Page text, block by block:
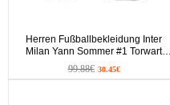
Herren Fußballbekleidung Inter
Milan Yann Sommer #1 Torwart
Heimtrikot 2025-26 Kurzarm
99.88€ 30.45€